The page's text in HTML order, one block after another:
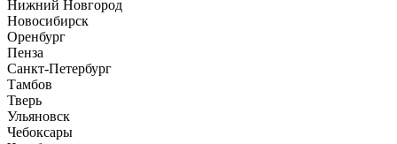
Нижний Новгород
Новосибирск
Оренбург
Пенза
Санкт-Петербург
Тамбов
Тверь
Ульяновск
Чебоксары